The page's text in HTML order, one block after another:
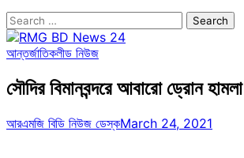
Search
for:
আন্তর্জাতিকলীড নিউজ
সৌদির বিমানবন্দরে আবারো ড্রোন
আরএমজি বিডি নিউজ ডেস্কMarch 24, 2021